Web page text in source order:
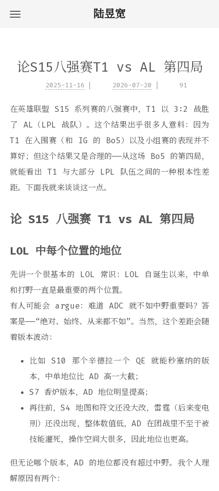
陆昱宽
论S15八强赛T1 vs AL 第四局
2025-11-16 2026-07-20 91
在英雄联盟 S15 系列赛的八强赛中，T1 以 3:2 战胜
了 AL（LPL 战队）。这个结果出乎很多人意料：因为
T1 在入围赛（和 IG 的 Bo5）以及小组赛的表现并不
算好；但这个结果又是合理的——从这场 Bo5 的第四局，
就能看出 T1 与大部分 LPL 队伍之间的一种根本性差
距。下面我就来谈谈这一点。
论 S15 八强赛 T1 vs AL 第四局
LOL 中每个位置的地位
先讲一个很基本的 LOL 常识：LOL 自诞生以来，中单
和打野一直是最重要的两个位置。
有人可能会 argue：难道 ADC 就不如中野重要吗？答
案是——“绝对、始终、从来都不如”。当然，这个差距会随
着版本波动：
比如 S10 那个辛德拉一个 QE 就能秒塞纳的版
本，中单地位比 AD 高一大截；
S7 香炉版本，AD 地位明显提高；
再往前，S4 地图和符文还没大改，雷霆（后来变电
刑）还没出现，整体数值低，AD 在团战里不至于被
技能灌死，操作空间大很多，因此地位也更高。
但无论哪个版本，AD 的地位都没有超过中野。我个人理
解原因有两个：